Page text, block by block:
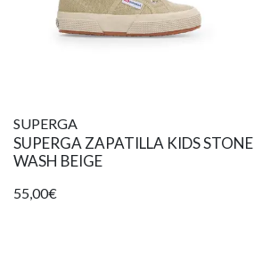
SUPERGA
SUPERGA ZAPATILLA KIDS STONE
WASH BEIGE
55,00€